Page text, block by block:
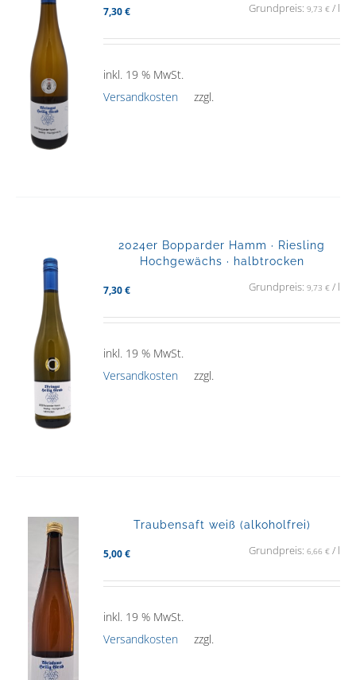
7,30€ Grundpreis: 9,73 €/ l
inkl. 19 % MwSt.
zzgl.
Versandkosten
2024er Bopparder Hamm · Riesling
Hochgewächs · halbtrocken
7,30€ Grundpreis: 9,73 €/ l
inkl. 19 % MwSt.
zzgl.
Versandkosten
Traubensaft weiß (alkoholfrei)
5,00€ Grundpreis: 6,66 €/ l
inkl. 19 % MwSt.
zzgl.
Versandkosten